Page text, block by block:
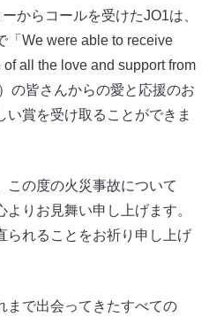
からコールを受けたJO1は、
「We were able to receive
all the love and support from
の皆さんからの愛と応援のお
賞を受け取ることができま
この度の火災事故について
よりお見舞い申し上げます。
られることをお祈り申し上げ
まで出会ってきたすべての